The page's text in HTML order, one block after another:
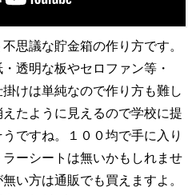
思議な貯金箱の作り方です。
透明な板やセロファン等・
けは単純なので作り方も難し
たように見えるので学校に提
ですね。１００均で手に入り
ーシートは無いかもしれませ
い方は通販でも買えますよ。